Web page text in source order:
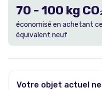
70 - 100 kg
économisé en achetant
équivalent neuf
Votre objet actuel